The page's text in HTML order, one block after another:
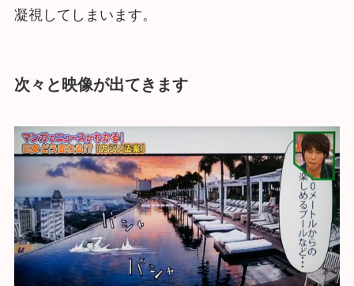
凝視してしまいます。
次々と映像が出てきます